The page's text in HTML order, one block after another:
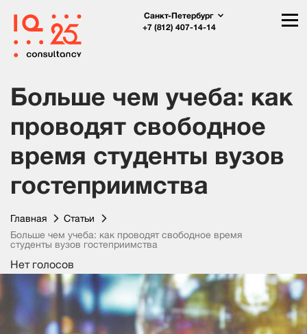
Санкт-Петербург
+7 (812) 407-14-14
Больше чем учеба: как
проводят свободное
время студенты вузов
гостеприимства
Главная
Статьи
Больше чем учеба: как проводят свободное время
студенты вузов гостеприимства
Нет голосов